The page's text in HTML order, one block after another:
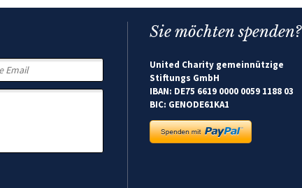
Sie möchten spenden?
United Charity gemeinnützige
Stiftungs GmbH
IBAN: DE75 6619 0000 0059 1188 03
BIC: GENODE61KA1